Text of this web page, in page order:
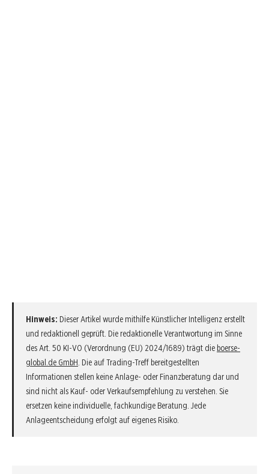
Hinweis: Dieser Artikel wurde mithilfe Künstlicher Intelligenz erstellt
und redaktionell geprüft. Die redaktionelle Verantwortung im Sinne
des Art. 50 KI-VO (Verordnung (EU) 2024/1689) trägt die boerse-
global.de GmbH . Die auf Trading-Treff bereitgestellten
Informationen stellen keine Anlage- oder Finanzberatung dar und
sind nicht als Kauf- oder Verkaufsempfehlung zu verstehen. Sie
ersetzen keine individuelle, fachkundige Beratung. Jede
Anlageentscheidung erfolgt auf eigenes Risiko.